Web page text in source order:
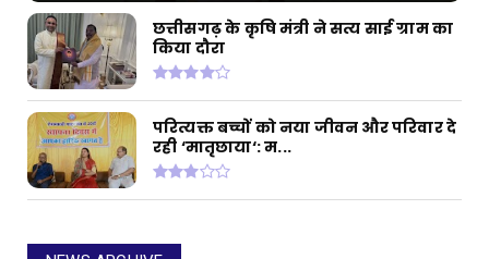
छत्तीसगढ़ के कृषि मंत्री ने सत्य साई ग्राम का
किया दौरा
परित्यक्त बच्चों को नया जीवन और परिवार दे
रही ‘मातृछाया‘: म...